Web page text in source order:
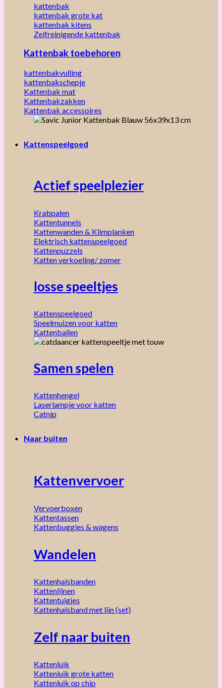
kattenbak
kattenbak grote kat
kattenbak kitens
Zelfreinigende kattenbak
Kattenbak toebehoren
kattenbakvulling
kattenbakschepje
Kattenbak mat
Kattenbakzakken
Kattenbak accessoires
Kattenspeelgoed
Actief speelplezier
Krabpalen
Kattentunnels
Kattenwanden & Klimplanken
Elektrisch kattenspeelgoed
Kattenpuzzels
Katten verkoeling/ zomer
losse speeltjes
Kattenspeelgoed
Speelmuizen voor katten
Kattenballen
Samen spelen
Kattenhengel
Laserlampje voor katten
Catnip
Naar buiten
Kattenvervoer
Vervoerboxen
Kattentassen
Kattenbuggies & wagens
Wandelen
Kattenhalsbanden
Kattenlijnen
Kattentuigjes
Kattenhalsband met lijn (set)
Zelf naar buiten
Kattenluik
Kattenluik grote katten
Kattenluik op chip